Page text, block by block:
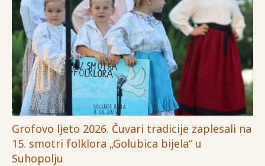
Grofovo ljeto 2026. Čuvari tradicije zaplesali na
15. smotri folklora „Golubica bijela“ u
Suhopolju